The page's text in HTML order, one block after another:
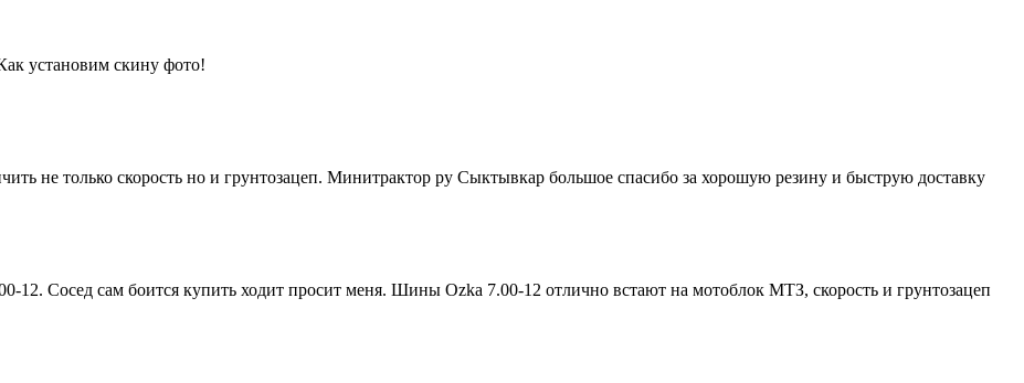
установим скину фото!
не только скорость но и грунтозацеп. Минитрактор ру Сыктывкар большое спасибо за хорошую резину и быструю доставку
12. Сосед сам боится купить ходит просит меня. Шины Ozka 7.00-12 отлично встают на мотоблок МТЗ, скорость и грунтозацеп